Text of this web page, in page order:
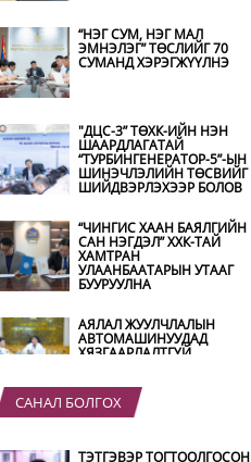
“НЭГ СУМ, НЭГ МАЛ
ЭМНЭЛЭГ” ТӨСЛИЙГ 70
СУМАНД ХЭРЭГЖҮҮЛНЭ
"ДЦС-3” ТӨХК-ИЙН НЭН
ШААРДЛАГАТАЙ
“ТУРБИНГЕНЕРАТОР-5”-ЫН
ШИНЭЧЛЭЛИЙН ТӨСВИЙГ
ШИЙДВЭРЛЭХЭЭР БОЛОВ
“ЧИНГИС ХААН БАЯЛГИЙН
САН НЭГДЭЛ” ХХК-ТАЙ
ХАМТРАН
УЛААНБААТАРЫН УТААГ
БУУРУУЛНА
АЯЛАЛ ЖУУЛЧЛАЛЫН
АВТОМАШИНУУДАД
ХЯЗГААРЛАЛТГҮЙ
“ХОТЫН ДАРГА СОНСОЖ
ДУГААР НАЙМДУГААР
САНАЛ БОЛГОХ
ТЭТГЭВЭР ТОГТООЛГОСОН